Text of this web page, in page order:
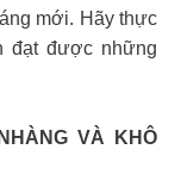
mới. Hãy thực
đạt được những
VÀ KHÔ